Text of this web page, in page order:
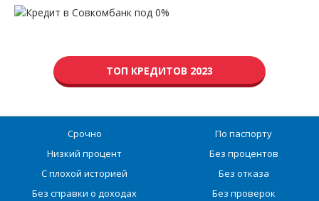
ТОП КРЕДИТОВ 2023
Срочно
Низкий процент
С плохой историей
Без справки о доходах
По паспорту
Без процентов
Без отказа
Без проверок